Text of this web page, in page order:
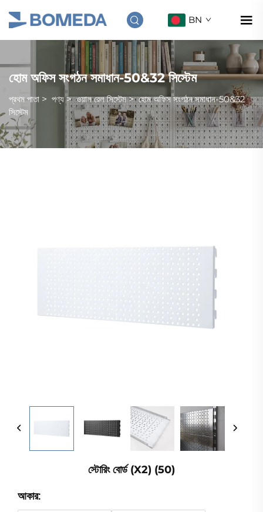
BN
হোম অফিস সংগঠন সমাধান-50&32 সিস্টেম
প্রথম পাতা > পণ্য>ওয়াল রেল সিস্টেম>হোম অফিস সংগঠন সমাধান-50&32
সিস্টেম
স্টোরিং বোর্ড (x2) (50)
আকার: